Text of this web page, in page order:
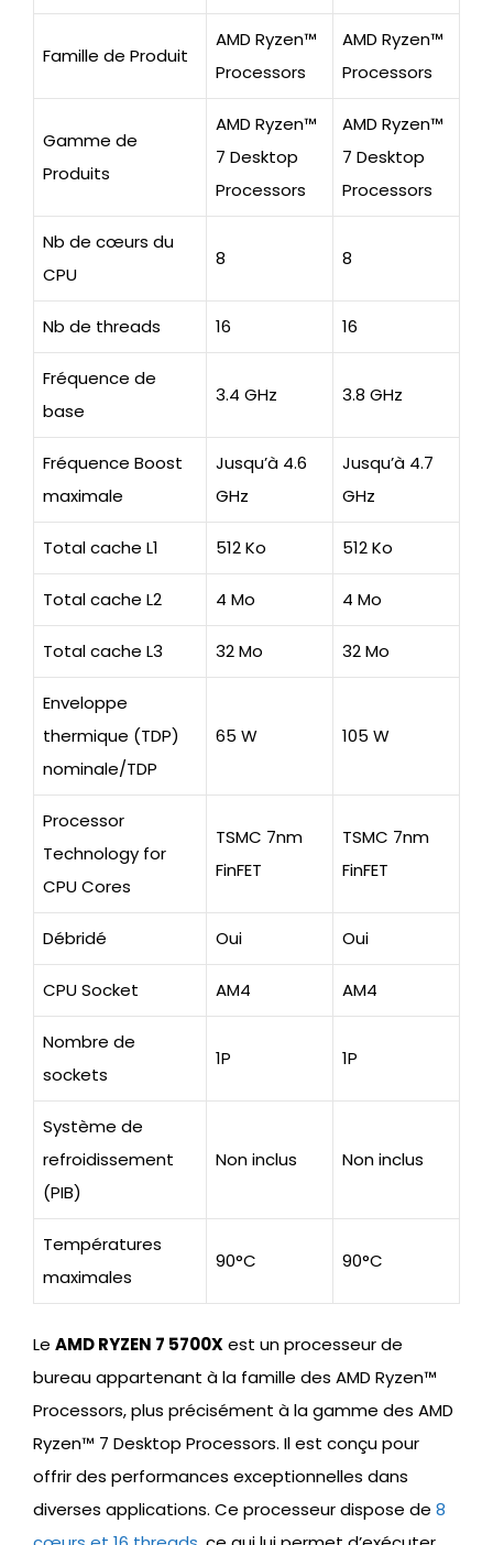
Famille de Produit
AMD Ryzen™
Processors
AMD Ryzen™
Processors
Gamme de
Produits
AMD Ryzen™
7 Desktop
Processors
AMD Ryzen™
7 Desktop
Processors
Nb de cœurs du
CPU
8 8
Nb de threads 16 16
Fréquence de
base
3.4 GHz 3.8 GHz
Fréquence Boost
maximale
Jusqu’à 4.6
GHz
Jusqu’à 4.7
GHz
Total cache L1 512 Ko 512 Ko
Total cache L2 4 Mo 4 Mo
Total cache L3 32 Mo 32 Mo
Enveloppe
thermique (TDP)
nominale/TDP
65 W 105 W
Processor
Technology for
CPU Cores
TSMC 7nm
FinFET
TSMC 7nm
FinFET
Débridé Oui Oui
CPU Socket AM4 AM4
Nombre de
sockets
1P 1P
Système de
refroidissement
(PIB)
Non inclus Non inclus
Températures
maximales
90°C 90°C
Le AMD RYZEN 7 5700Xest un processeur de
bureau appartenant à la famille des AMD Ryzen™
Processors, plus précisément à la gamme des AMD
Ryzen™ 7 Desktop Processors. Il est conçu pour
offrir des performances exceptionnelles dans
diverses applications. Ce processeur dispose de 8